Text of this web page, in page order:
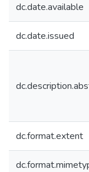
dc.date.available
dc.date.issued
dc.format.extent